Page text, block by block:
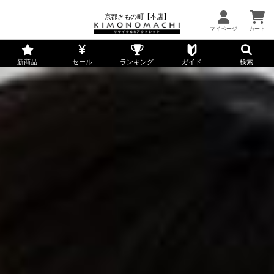
京都きもの町【本店】
新商品 セール ランキング ガイド 検索